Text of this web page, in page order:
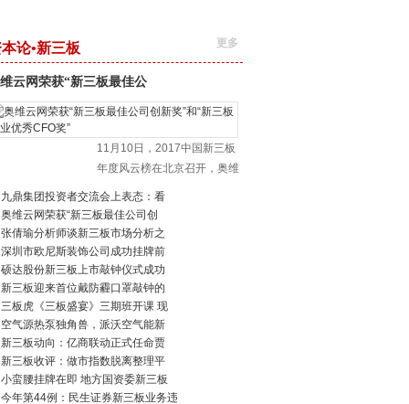
更多
论•新三板
云网荣获“新三板最佳公
11月10日，2017中国新三板
年度风云榜在北京召开，奥维
九鼎集团投资者交流会上表态：看
奥维云网荣获“新三板最佳公司创
张倩瑜分析师谈新三板市场分析之
深圳市欧尼斯装饰公司成功挂牌前
硕达股份新三板上市敲钟仪式成功
新三板迎来首位戴防霾口罩敲钟的
三板虎《三板盛宴》三期班开课 现
空气源热泵独角兽，派沃空气能新
新三板动向：亿商联动正式任命贾
新三板收评：做市指数脱离整理平
小蛮腰挂牌在即 地方国资委新三板
今年第44例：民生证券新三板业务违